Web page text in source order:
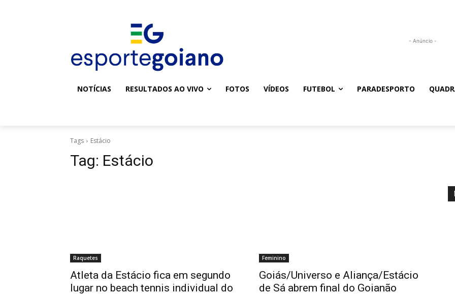
- Anúncio -
NOTÍCIAS RESULTADOS AO VIVO FOTOS VÍDEOS FUTEBOL PARADESPORTO
Tags Estácio
Tag: Estácio
Raquetes
Atleta da Estácio fica em segundo
lugar no beach tennis individual do
Feminino
Goiás/Universo e Aliança/Estácio
de Sá abrem final do Goianão